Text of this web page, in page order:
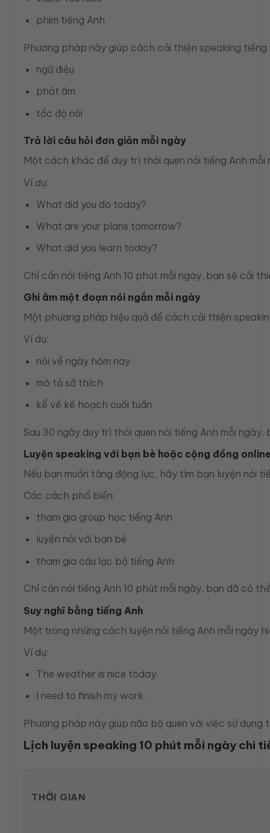
phim tiếng Anh
Phương pháp này giúp cách cải thiện speaking
ngữ điệu
phát âm
tốc độ nói
Trả lời câu hỏi đơn giản mỗi ngày
Một cách khác để duy trì thói quen nói tiếng Anh
Ví dụ:
What did you do today?
What are your plans tomorrow?
What did you learn today?
Chỉ cần nói tiếng Anh 10 phút mỗi ngày, bạn sẽ cải
Ghi âm một đoạn nói ngắn mỗi ngày
Một phương pháp hiệu quả để cách cải thiện
Ví dụ:
nói về ngày hôm nay
mô tả sở thích
kể về kế hoạch cuối tuần
Sau 30 ngày duy trì thói quen nói tiếng Anh mỗi
Luyện speaking với bạn bè hoặc cộng đồng
Nếu bạn muốn tăng động lực, hãy tìm bạn luyện nói
Các cách phổ biến:
tham gia group học tiếng Anh
luyện nói với bạn bè
tham gia câu lạc bộ tiếng Anh
Chỉ cần nói tiếng Anh 10 phút mỗi ngày, bạn đã có
Suy nghĩ bằng tiếng Anh
Một trong những cách luyện nói tiếng Anh mỗi ngày
Ví dụ:
The weather is nice today.
I need to finish my work.
Phương pháp này giúp não bộ quen với việc sử dụng
Lịch luyện speaking 10 phút mỗi ngày chi
THỜI GIAN